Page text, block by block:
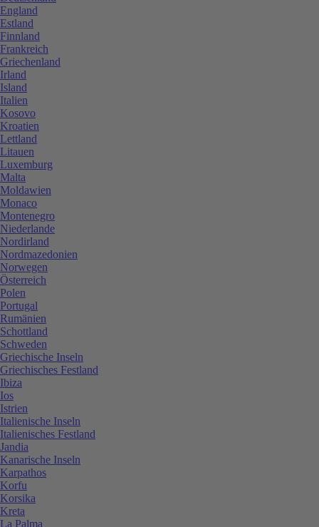
England
Estland
Finnland
Frankreich
Griechenland
Irland
Island
Italien
Kosovo
Kroatien
Lettland
Litauen
Luxemburg
Malta
Moldawien
Monaco
Montenegro
Niederlande
Nordirland
Nordmazedonien
Norwegen
Österreich
Polen
Portugal
Rumänien
Schottland
Schweden
Griechische Inseln
Griechisches Festland
Ibiza
Ios
Istrien
Italienische Inseln
Italienisches Festland
Jandia
Kanarische Inseln
Karpathos
Korfu
Korsika
Kreta
La Palma